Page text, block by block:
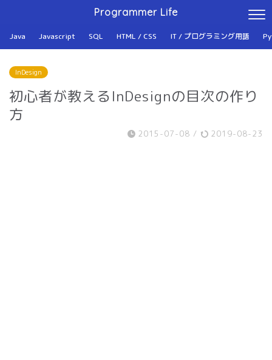
Programmer Life
Java Javascript SQL HTML / CSS IT / プログラミング用語
InDesign
初心者が教えるInDesignの目次の作り
方
2015-07-08 / 2019-08-23